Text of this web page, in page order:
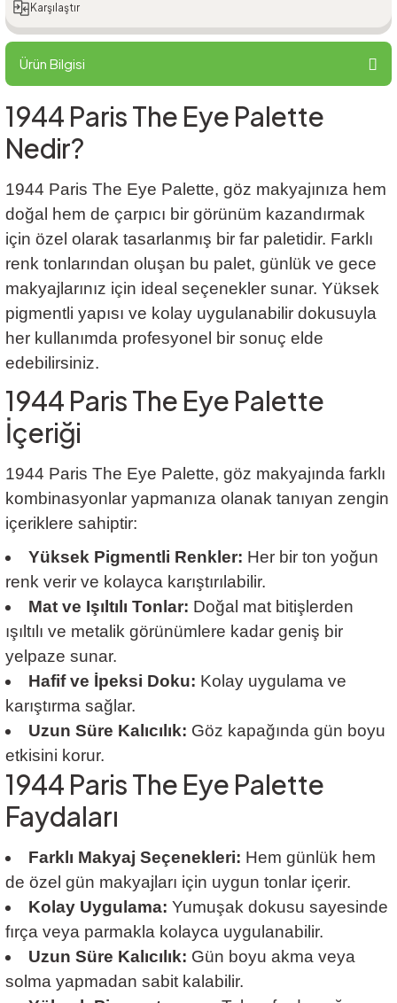
Karşılaştır
Ürün Bilgisi
1944 Paris The Eye Palette
Nedir?
1944 Paris The Eye Palette, göz makyajınıza hem
doğal hem de çarpıcı bir görünüm kazandırmak
için özel olarak tasarlanmış bir far paletidir. Farklı
renk tonlarından oluşan bu palet, günlük ve gece
makyajlarınız için ideal seçenekler sunar. Yüksek
pigmentli yapısı ve kolay uygulanabilir dokusuyla
her kullanımda profesyonel bir sonuç elde
edebilirsiniz.
1944 Paris The Eye Palette
İçeriği
1944 Paris The Eye Palette, göz makyajında farklı
kombinasyonlar yapmanıza olanak tanıyan zengin
içeriklere sahiptir:
Yüksek Pigmentli Renkler: Her bir ton yoğun
renk verir ve kolayca karıştırılabilir.
Mat ve Işıltılı Tonlar: Doğal mat bitişlerden
ışıltılı ve metalik görünümlere kadar geniş bir
yelpaze sunar.
Hafif ve İpeksi Doku: Kolay uygulama ve
karıştırma sağlar.
Uzun Süre Kalıcılık: Göz kapağında gün boyu
etkisini korur.
1944 Paris The Eye Palette
Faydaları
Farklı Makyaj Seçenekleri: Hem günlük hem
de özel gün makyajları için uygun tonlar içerir.
Kolay Uygulama: Yumuşak dokusu sayesinde
fırça veya parmakla kolayca uygulanabilir.
Uzun Süre Kalıcılık: Gün boyu akma veya
solma yapmadan sabit kalabilir.